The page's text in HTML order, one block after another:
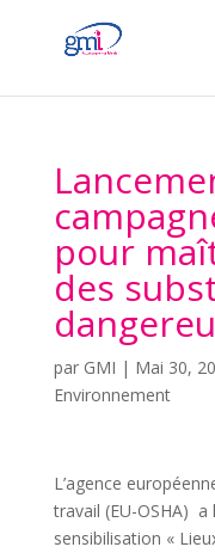
pour
des
par GMI | Mai 30,
Environnement
L’agence
travail (EU-OSHA)
sensibilisation «